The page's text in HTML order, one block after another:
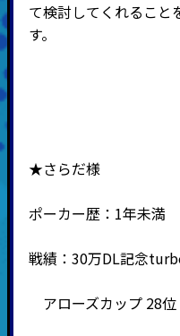
て検討してくれること
す。
★さらだ様
ポーカー歴：1年未満
戦績：30万DL記念
アローズカップ 28位